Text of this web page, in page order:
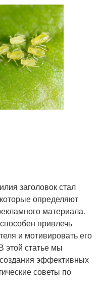
заголовок стал
определяют
материала.
привлечь
и мотивировать его
этой статье мы
эффективных
советы по